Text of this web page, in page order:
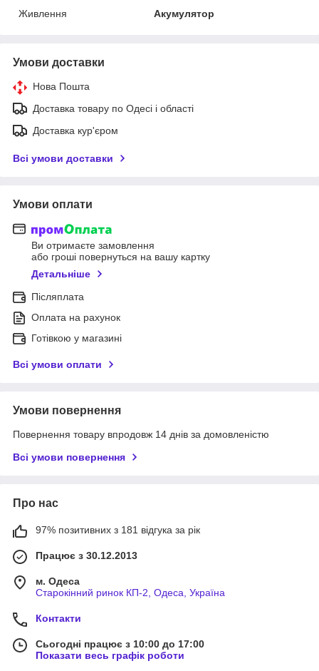
Живлення
Акумулятор
Умови доставки
Нова Пошта
Доставка товару по Одесі і області
Доставка кур'єром
Всі умови доставки
Умови оплати
Ви отримаєте замовлення
або гроші повернуться на вашу картку
Детальніше
Післяплата
Оплата на рахунок
Готівкою у магазині
Всі умови оплати
Умови повернення
Повернення товару впродовж 14 днів за домовленістю
Всі умови повернення
Про нас
97% позитивних з 181 відгука за рік
Працює з 30.12.2013
м. Одеса
Старокінний ринок КП-2, Одеса, Україна
Контакти
Сьогодні працює з 10:00 до 17:00
Показати весь графік роботи